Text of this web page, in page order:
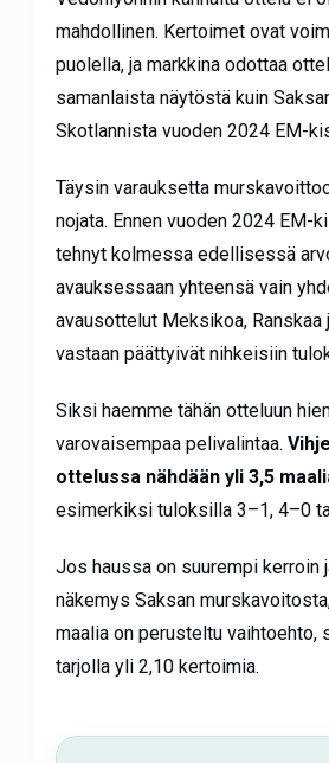
mahdollinen. Kertoimet ovat
puolella, ja markkina odottaa
samanlaista näytöstä kuin
Skotlannista vuoden 2024 EM-
Täysin varauksetta
nojata. Ennen vuoden 2024 EM-
tehnyt kolmessa edellisessä
avauksessaan yhteensä vain
avausottelut Meksikoa, Ranskaa
vastaan päättyivät nihkeisiin
Siksi haemme tähän otteluun
varovaisempaa pelivalintaa.
ottelussa nähdään yli 3,5
esimerkiksi tuloksilla 3–1, 4–0
Jos haussa on suurempi kerroin
näkemys Saksan
maalia on perusteltu vaihtoehto,
tarjolla yli 2,10 kertoimia.